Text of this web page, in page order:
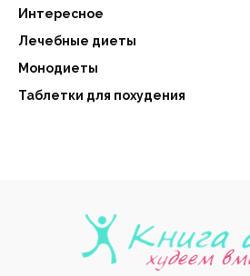
Интересное
Лечебные диеты
Монодиеты
Таблетки для похудения